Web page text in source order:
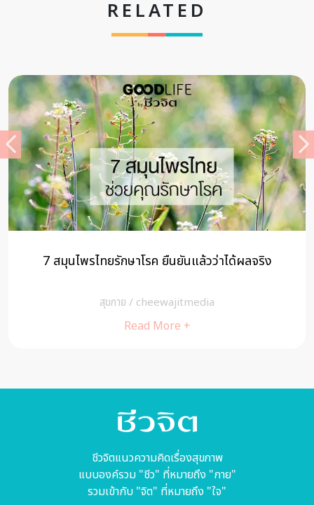
RELATED
ผักชี สมุนไพรยอดฮิตจากไทย ดังไกลถึงญี่ปุ่น
สุขกาย/cheewajitmedia
Read More +
ชีวจิตแนวความคิดเรื่องสุขภาพ
แบบองค์รวม "ชีว" ที่หมายถึง "กาย"
รวมเข้ากับ "จิต" ที่หมายถึง "ใจ"